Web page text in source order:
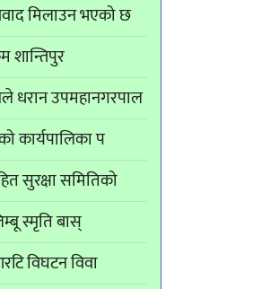
मिलाउन भएको छ
शान्तिपुर
धरान उपमहानगरपाल
कार्यपालिका प
सुरक्षा समितिको
स्मृति बास्
विघटन विवा